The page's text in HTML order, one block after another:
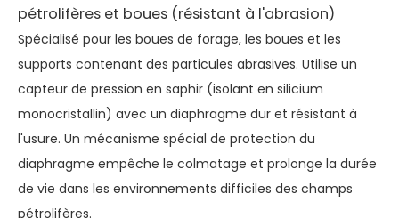
pétrolifères et boues (résistant à l'abrasion)
Spécialisé pour les boues de forage, les boues et les
supports contenant des particules abrasives. Utilise un
capteur de pression en saphir (isolant en silicium
monocristallin) avec un diaphragme dur et résistant à
l'usure. Un mécanisme spécial de protection du
diaphragme empêche le colmatage et prolonge la durée
de vie dans les environnements difficiles des champs
pétrolifères.